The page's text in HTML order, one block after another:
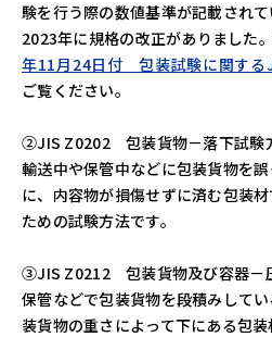
験を行う際の数値基準が記載されて
2023年に規格の改正がありました
年11月24日付 包装試験に関する
ご覧ください。
➁JIS Z0202 包装貨物－落下試験
輸送中や保管中などに包装貨物を
に、内容物が損傷せずに済む包装
ための試験方法です。
➂JIS Z0212 包装貨物及び容器－
保管などで包装貨物を段積みして
装貨物の重さによって下にある包